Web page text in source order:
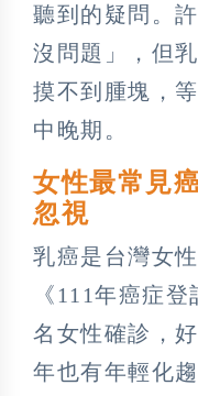
聽到的疑問。
沒問題」，但
摸不到腫塊，
中晚期。
女性最常見
忽視
乳癌是台灣女
《111年癌症
名女性確診，
年也有年輕化